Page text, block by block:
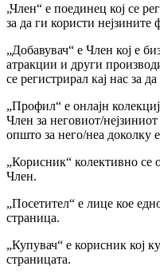
„Член“ е поединец кој се
за да ги користи нејзините
„Добавувач“ е Член кој е
атракции и други
се регистрирал кај нас за
„Профил“ е онлајн
Член за неговиот/
општо за него/неа доколку
„Корисник“ колективно се
Член.
„Посетител“ е лице кое
страница.
„Купувач“ е корисник кој
страницата.